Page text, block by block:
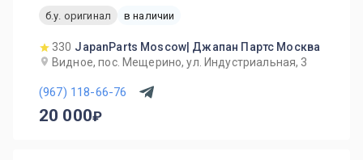
б.у. оригинал
в наличии
330 JapanParts Moscow| Джапан Партс Москва
Видное, пос. Мещерино, ул. Индустриальная, 3
(967) 118-66-76
20 000